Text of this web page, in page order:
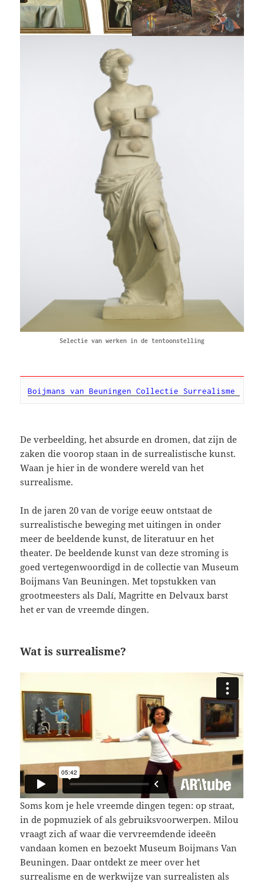
Selectie van werken in de tentoonstelling
De verbeelding, het absurde en dromen, dat zijn de
zaken die voorop staan in de surrealistische kunst.
Waan je hier in de wondere wereld van het
surrealisme.
In de jaren 20 van de vorige eeuw ontstaat de
surrealistische beweging met uitingen in onder
meer de beeldende kunst, de literatuur en het
theater. De beeldende kunst van deze stroming is
goed vertegenwoordigd in de collectie van Museum
Boijmans Van Beuningen. Met topstukken van
grootmeesters als Dalí, Magritte en Delvaux barst
het er van de vreemde dingen.
Wat is surrealisme?
Soms kom je hele vreemde dingen tegen: op straat,
in de popmuziek of als gebruiksvoorwerpen. Milou
vraagt zich af waar die vervreemdende ideeën
vandaan komen en bezoekt Museum Boijmans Van
Beuningen. Daar ontdekt ze meer over het
surrealisme en de werkwijze van surrealisten als